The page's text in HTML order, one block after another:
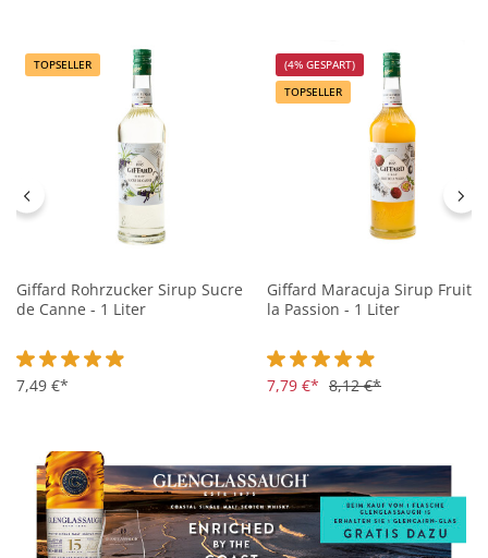
TOPSELLER
Giffard Rohrzucker Sirup Sucre
de Canne - 1 Liter
Durchschnittliche Bewertung von 4.9 von 5 Sternen
7,49 €*
(4% GESPART)
TOPSELLER
Giffard Maracuja Sirup Fruit
la Passion - 1 Liter
Durchschnittliche
7,79 €* 8,12 €*